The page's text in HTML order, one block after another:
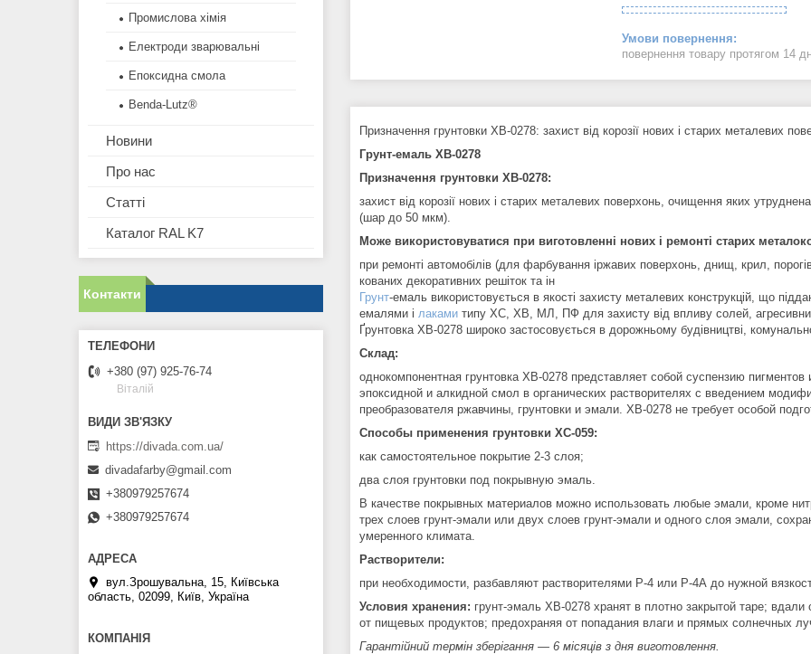
повернення товару протягом 14
Призначення грунтовки ХВ-0278: захист від корозії нових і старих металевих
Грунт-емаль ХВ-0278
Призначення грунтовки ХВ-0278:
захист від корозії нових і старих металевих поверхонь, очищення яких
(шар до 50 мкм).
Може використовуватися при виготовленні нових і ремонті старих
при ремонті автомобілів (для фарбування іржавих поверхонь, днищ, крил,
кованих декоративних решіток та ін
Грунт-емаль використовується в якості захисту металевих конструкцій, що
емалями і лаками типу ХС, ХВ, МЛ, ПФ для захисту від впливу солей,
Ґрунтовка ХВ-0278 широко застосовується в дорожньому будівництві,
Склад:
однокомпонентная грунтовка ХВ-0278 представляет собой суспензию
эпоксидной и алкидной смол в органических растворителях с введением
преобразователя ржавчины, грунтовки и эмали. ХВ-0278 не требует особой
Способы применения грунтовки ХС-059:
как самостоятельное покрытие 2-3 слоя;
два слоя грунтовки под покрывную эмаль.
В качестве покрывных материалов можно использовать любые эмали, кроме
трех слоев грунт-эмали или двух слоев грунт-эмали и одного слоя эмали,
умеренного климата.
Растворители:
при необходимости, разбавляют растворителями Р-4 или Р-4А до нужной
Условия хранения: грунт-эмаль ХВ-0278 хранят в плотно закрытой таре;
от пищевых продуктов; предохраняя от попадания влаги и прямых солнечных
Гарантійний термін зберігання — 6 місяців з дня виготовлення.
Промислова хімія
Електроди зварювальні
Епоксидна смола
Benda-Lutz®
Новини
Про нас
Статті
Каталог RAL K7
Контакти
+380 (97) 925-76-74
Віталій
https://divada.com.ua/
divadafarby@gmail.com
+380979257674
+380979257674
вул.Зрошувальна, 15, Київська
область, 02099, Київ, Україна